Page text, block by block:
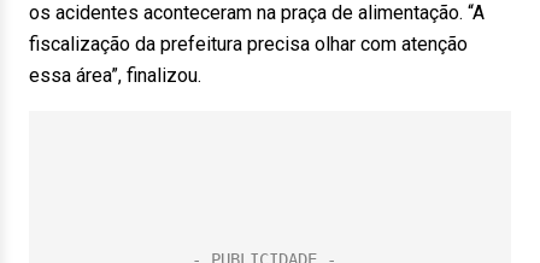
os acidentes aconteceram na praça de alimentação. “A
fiscalização da prefeitura precisa olhar com atenção
essa área”, finalizou.